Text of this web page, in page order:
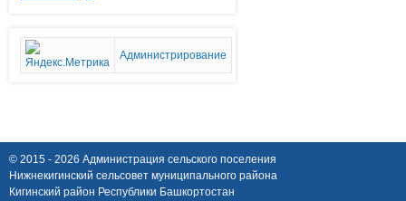
Администрирование
© 2015 - 2026 Администрация сельского поселения
Нижнекигинский сельсовет муниципального района
Кигинский район Республики Башкортостан